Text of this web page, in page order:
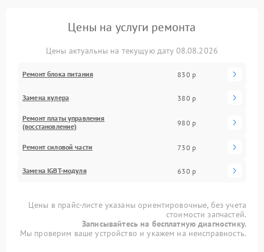
Цены на услуги ремонта
Цены актуальны на текущую дату 08.08.2026
Ремонт блока питания 830 р
Замена кулера 380 р
Ремонт платы управления
(восстановление)
980 р
Ремонт силовой части 730 р
Замена IGBT-модуля 630 р
Цены в прайс-листе указаны ориентировочные, без учета
стоимости запчастей.
Записывайтесь на бесплатную диагностику.
Мы проверим ваше устройство и укажем на неисправность.